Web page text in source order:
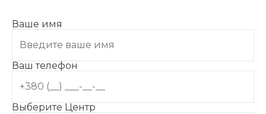
Ваше имя
Ваш телефон
Выберите Центр